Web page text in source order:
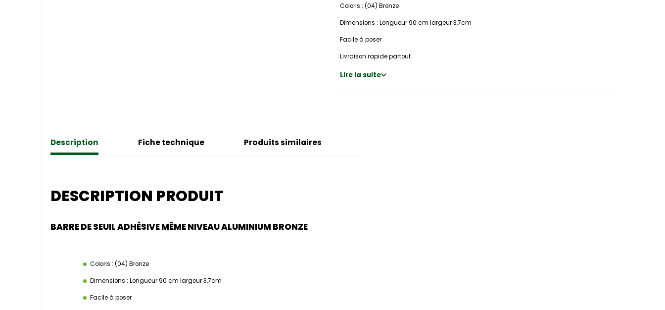
Coloris : (04) Bronze
Dimensions : Longueur 90 cm largeur 3,7cm
Facile à poser
Livraison rapide partout
Lire la suite
Description Fiche technique Produits similaires
DESCRIPTION PRODUIT
BARRE DE SEUIL ADHÉSIVE MÊME NIVEAU ALUMINIUM BRONZE
Coloris : (04) Bronze
Dimensions : Longueur 90 cm largeur 3,7cm
Facile à poser